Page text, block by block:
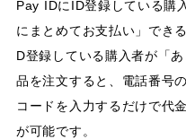
Pay IDにID登録している購
にまとめてお支払い」でき
D登録している購入者が「
品を注文すると、電話番号
コードを入力するだけで代
が可能です。